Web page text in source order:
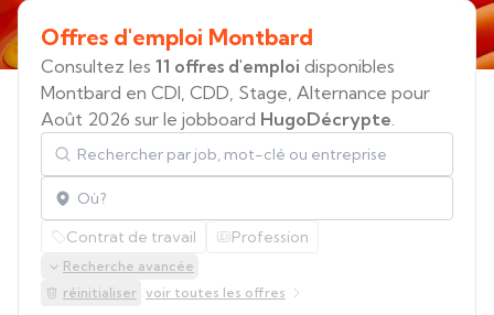
Offres d'emploi Montbard
Consultez les 11 offres d'emploi disponibles
Montbard en CDI, CDD, Stage, Alternance pour
Août 2026 sur le jobboard HugoDécrypte.
Rechercher par job, mot-clé ou entreprise
Localisation
Contrat de travail Profession
Recherche avancée
réinitialiser voir toutes les offres